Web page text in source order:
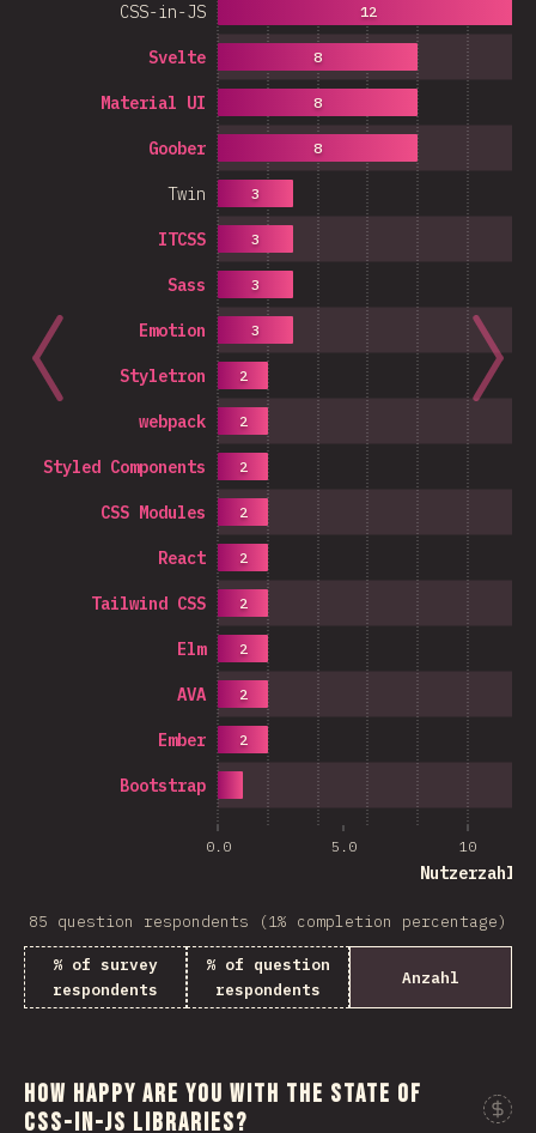
0.0 5.0 10
Nutzerzahl
Bootstrap
Ember
AVA
Elm
Tailwind CSS
React
CSS Modules
Styled Components
webpack
Styletron
Emotion
Sass
ITCSS
Twin
Goober
Material UI
Svelte
CSS-in-JS
2
2
2
2
2
2
2
2
2
3
3
3
3
8
8
8
12
85 question respondents (1% completion percentage)
% of survey
respondents
% of question
respondents
Anzahl
How happy are you with the state of
CSS-in-JS libraries?